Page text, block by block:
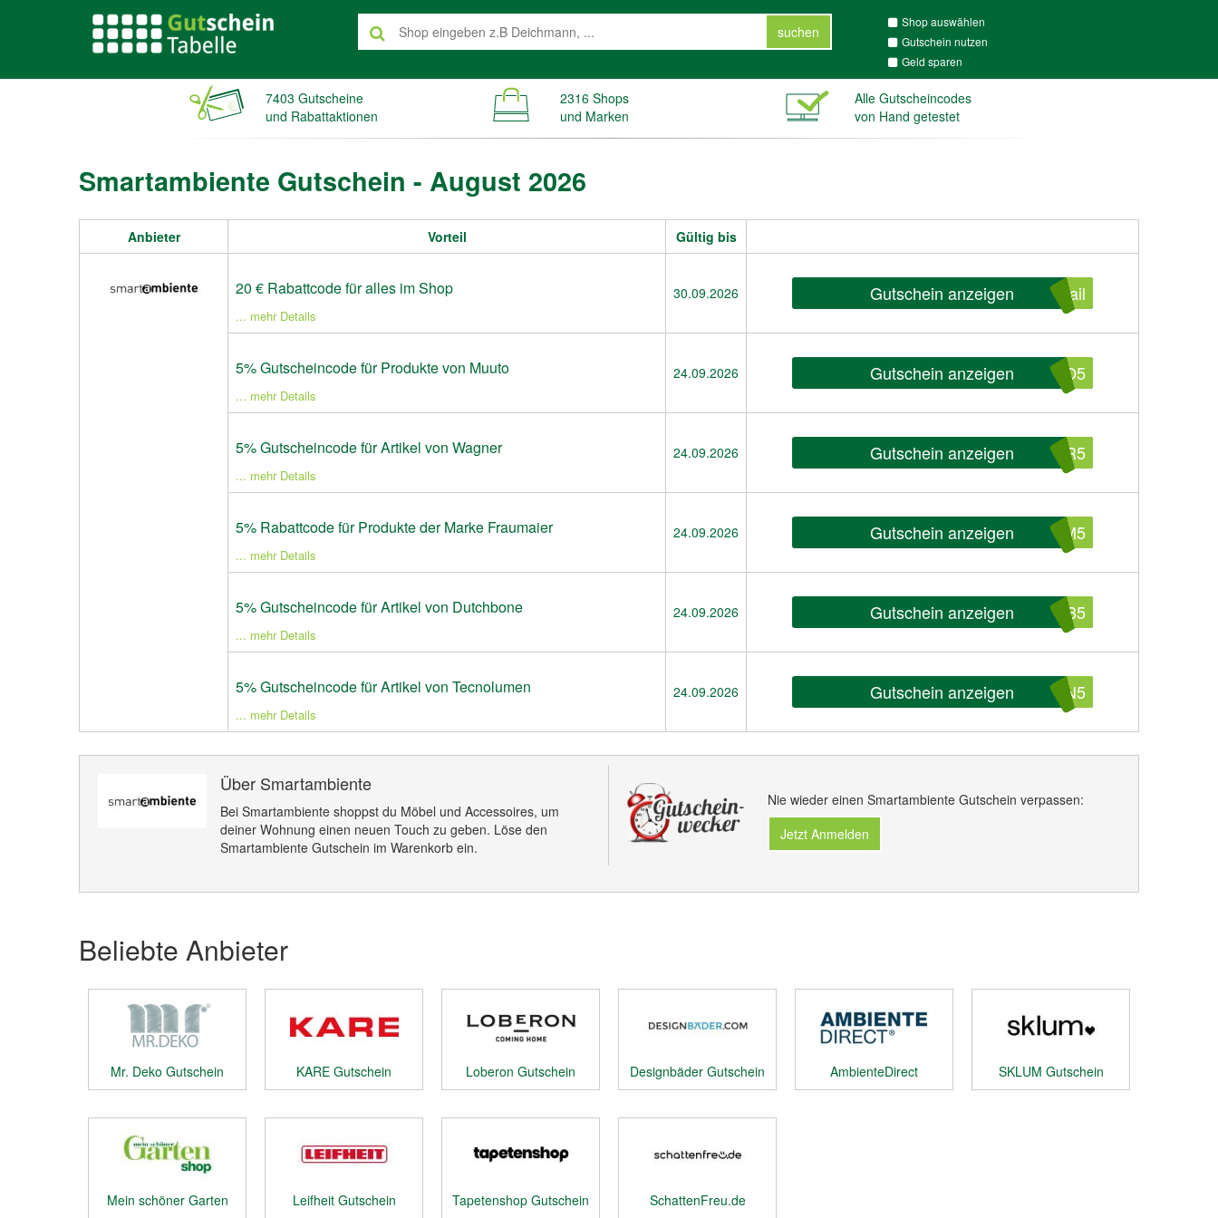
suchen
Shop auswählen
Gutschein nutzen
Geld sparen
7403 Gutscheine
und Rabattaktionen
2316 Shops
und Marken
Alle Gutscheincodes
von Hand getestet
Smartambiente Gutschein - August 2026
Anbieter Vorteil Gültig bis
20 € Rabattcode für alles im Shop
... mehr Details
30.09.2026 Gutschein anzeigen ail
5% Gutscheincode für Produkte von Muuto
... mehr Details
24.09.2026 Gutschein anzeigen TO5
5% Gutscheincode für Artikel von Wagner
... mehr Details
24.09.2026 Gutschein anzeigen ER5
5% Rabattcode für Produkte der Marke Fraumaier
... mehr Details
24.09.2026 Gutschein anzeigen AM5
5% Gutscheincode für Artikel von Dutchbone
... mehr Details
24.09.2026 Gutschein anzeigen TB5
5% Gutscheincode für Artikel von Tecnolumen
... mehr Details
24.09.2026 Gutschein anzeigen CN5
Über Smartambiente
Bei Smartambiente shoppst du Möbel und Accessoires, um
deiner Wohnung einen neuen Touch zu geben. Löse den
Smartambiente Gutschein im Warenkorb ein.
Nie wieder einen Smartambiente Gutschein verpassen:
Jetzt Anmelden
Beliebte Anbieter
Mr. Deko Gutschein KARE Gutschein Loberon Gutschein Designbäder Gutschein
AmbienteDirect
Gutschein
SKLUM Gutschein
Mein schöner Garten
Leifheit Gutschein Tapetenshop Gutschein
SchattenFreu.de